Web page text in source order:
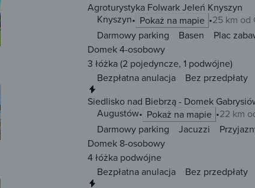
Agroturystyka Folwark Jeleń Knyszyn
Knyszyn
Pokaż na mapie 25 km od
Darmowy parking Basen Plac
Domek 4-osobowy
3 łóżka(2 pojedyncze, 1 podwójne)
Bezpłatna anulacja
Bez przedpłaty
Siedlisko nad Biebrzą - Domek
Augustów
Pokaż na mapie
22 km
Darmowy parking
Jacuzzi
Domek 8-osobowy
4 łóżka podwójne
Bezpłatna anulacja
Bez przedpłaty